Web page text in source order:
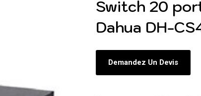
Switch 20
Dahua DH-
Demandez Un Devis